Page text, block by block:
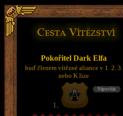
Pokořitel Dark Elfa
buď členem vítězné aliance v 1. 2. 3.
nebo K lize